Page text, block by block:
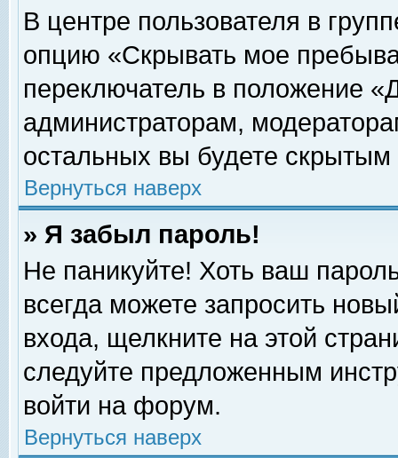
В центре пользователя в
опцию «Скрывать мое
переключатель в положение
администраторам,
остальных вы будете скрытым
Вернуться наверх
» Я забыл пароль!
Не паникуйте! Хоть ваш
всегда можете запросить
входа, щелкните на этой
следуйте предложенным
войти на форум.
Вернуться наверх